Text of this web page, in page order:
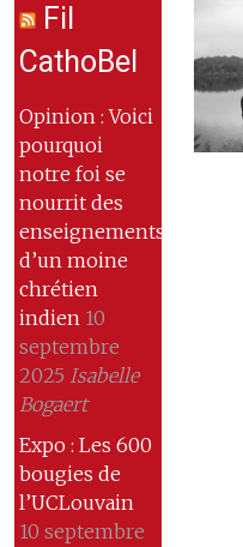
Fil
CathoBel
Opinion : Voici
pourquoi
notre foi se
nourrit des
enseignements
d’un moine
chrétien
indien 10
septembre
2025 Isabelle
Bogaert
Expo : Les 600
bougies de
l’UCLouvain
10 septembre